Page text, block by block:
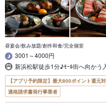
昼宴会/飲み放題/創作和食/完全個室
3001～4000円
新浜松駅徒歩1分♪ﾓｰﾙ街へ向かう
【アプリ予約限定】最大800ポイント還元
適格請求書発行事業者